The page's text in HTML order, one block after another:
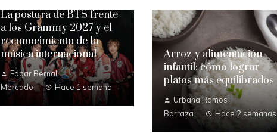
La postura de BTS frente
a los Grammy 2027 y el
reconocimiento de la
música internacional
Edgar Bernal
Mercado
Hace 1 semana
Arroz y alimentación
infantil: cómo lograr
platos más equilibrados
Urbana Ramos
Barraza
Hace 2 semanas